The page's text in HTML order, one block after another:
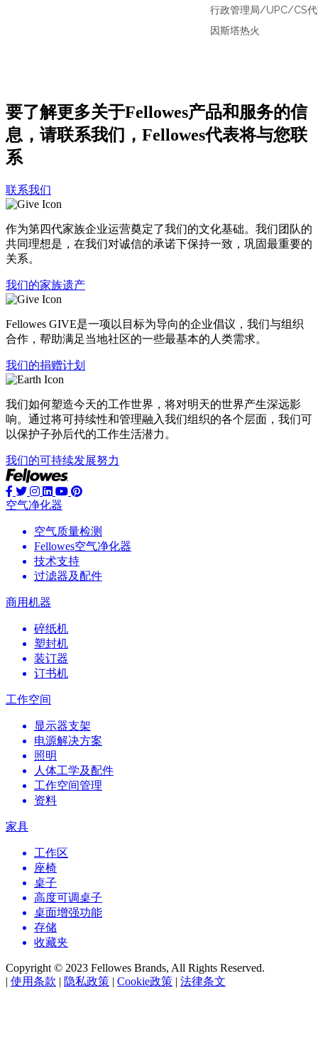
行政管理局/UPC/CS
因斯塔热火
要了解更多关于Fellowes产品和服务的信
息，请联系我们，Fellowes代表将与您联
系
联系我们
作为第四代家族企业运营奠定了我们的文化基础。我们团队的
共同理想是，在我们对诚信的承诺下保持一致，巩固最重要的
关系。
我们的家族遗产
Fellowes GIVE是一项以目标为导向的企业倡议，我们与组织
合作，帮助满足当地社区的一些最基本的人类需求。
我们的捐赠计划
我们如何塑造今天的工作世界，将对明天的世界产生深远影
响。通过将可持续性和管理融入我们组织的各个层面，我们可
以保护子孙后代的工作生活潜力。
我们的可持续发展努力
空气净化器
空气质量检测
Fellowes空气净化器
技术支持
过滤器及配件
商用机器
碎纸机
塑封机
装订器
订书机
工作空间
显示器支架
电源解决方案
照明
人体工学及配件
工作空间管理
资料
家具
工作区
座椅
桌子
高度可调桌子
桌面增强功能
存储
收藏夹
Copyright © 2023 Fellowes Brands, All Rights Reserved.
| 使用条款 | 隐私政策 | Cookie政策 | 法律条文